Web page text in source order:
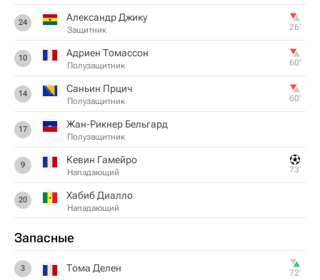
24 Александр Джику
Защитник 26‎’‎
10 Адриен Томассон
Полузащитник 60‎’‎
14 Саньин Прцич
Полузащитник 60‎’‎
17 Жан-Рикнер Бельгард
Полузащитник
9 Кевин Гамейро
Нападающий 73‎’‎
20 Хабиб Диалло
Нападающий
Запасные
3 Тома Делен 72‎’‎